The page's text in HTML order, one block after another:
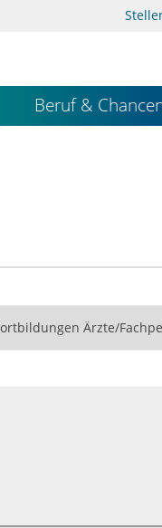
Beruf &
Ärzte/